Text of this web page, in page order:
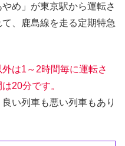
め」が東京駅から運転さ
、鹿島線を走る定期特急
は1～2時間毎に運転さ
20分です。
い列車も悪い列車もあり